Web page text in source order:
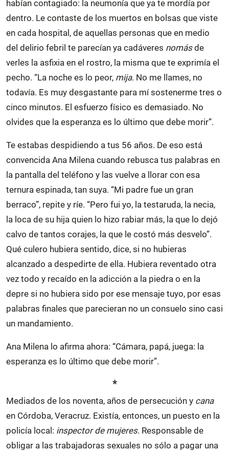
habían contagiado: la neumonía que ya te mordía por
dentro. Le contaste de los muertos en bolsas que viste
en cada hospital, de aquellas personas que en medio
del delirio febril te parecían ya cadáveres nomásde
verles la asfixia en el rostro, la misma que te exprimía el
pecho. “La noche es lo peor, mija. No me llames, no
todavía. Es muy desgastante para mí sostenerme tres o
cinco minutos. El esfuerzo físico es demasiado. No
olvides que la esperanza es lo último que debe morir”.
Te estabas despidiendo a tus 56 años. De eso está
convencida Ana Milena cuando rebusca tus palabras en
la pantalla del teléfono y las vuelve a llorar con esa
ternura espinada, tan suya. “Mi padre fue un gran
berraco”, repite y ríe. “Pero fui yo, la testaruda, la necia,
la loca de su hija quien lo hizo rabiar más, la que lo dejó
calvo de tantos corajes, la que le costó más desvelo”.
Qué culero hubiera sentido, dice, si no hubieras
alcanzado a despedirte de ella. Hubiera reventado otra
vez todo y recaído en la adicción a la piedra o en la
depre si no hubiera sido por ese mensaje tuyo, por esas
palabras finales que parecieran no un consuelo sino casi
un mandamiento.
Ana Milena lo afirma ahora: “Cámara, papá, juega: la
esperanza es lo último que debe morir”.
*
Mediados de los noventa, años de persecución y cana
en Córdoba, Veracruz. Existía, entonces, un puesto en la
policía local: inspector de mujeres. Responsable de
obligar a las trabajadoras sexuales no sólo a pagar una